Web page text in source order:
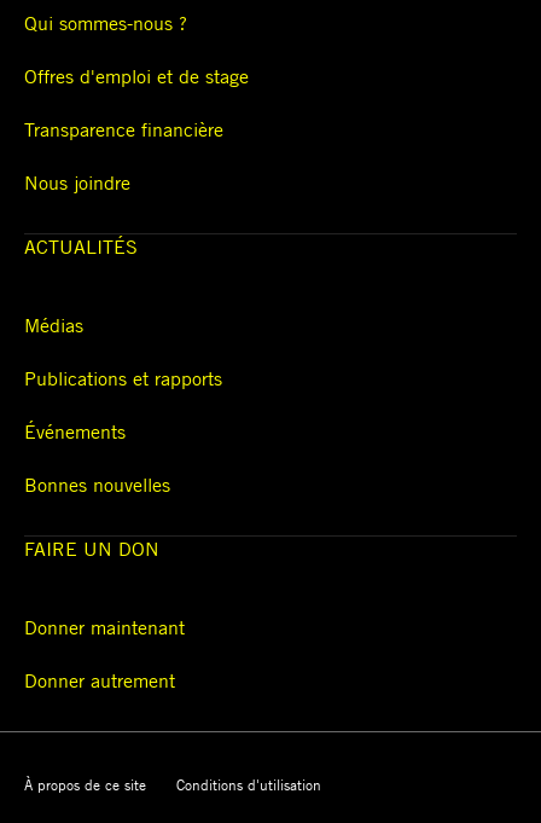
Qui sommes-nous ?
Offres d'emploi et de stage
Transparence financière
Nous joindre
ACTUALITÉS
Médias
Publications et rapports
Événements
Bonnes nouvelles
FAIRE UN DON
Donner maintenant
Donner autrement
À propos de ce site Conditions d'utilisation